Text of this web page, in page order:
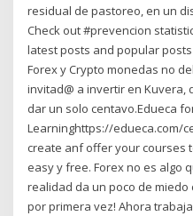
residual de pastoreo, en un
Check out #prevencion
latest posts and popular
Forex y Crypto monedas no
invitad@ a invertir en
dar un solo centavo.Edueca
Learninghttps://edueca.com/
create anf offer your courses
easy y free. Forex no es algo
realidad da un poco de
por primera vez! Ahora